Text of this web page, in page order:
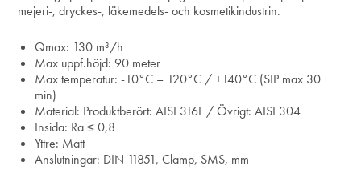
mejeri-, dryckes-, läkemedels- och kosmetikindustrin.
Qmax: 130 m³/h
Max uppf.höjd: 90 meter
Max temperatur:-10°C – 120°C /+140°C (SIP max 30
min)
Material: Produktberört: AISI 316L /Övrigt: AISI 304
Insida: Ra ≤ 0,8
Yttre: Matt
Anslutningar: DIN 11851, Clamp, SMS, mm